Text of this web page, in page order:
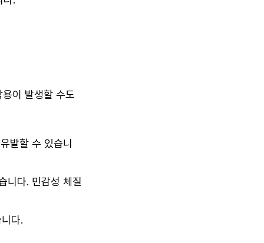
이 발생할 수도
발할 수 있습니
니다. 민감성 체질
다.